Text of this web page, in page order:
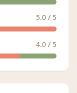
5.0 / 5
4.0 / 5